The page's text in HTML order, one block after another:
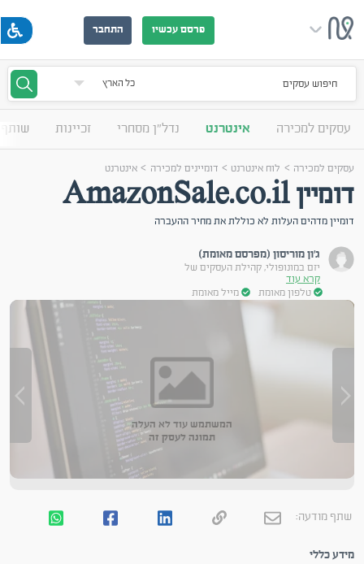
פרסם עכשיו התחבר
חיפוש עסקים
עסקים למכירה אינטרנט נדל"ן מסחרי זכיינות
עסקים למכירה > לוח אינטרנט > דומיינים למכירה >אינטרנט
דומיין AmazonSale.co.il
דומיין מדהים העלות לא כוללת את מחיר ההעברה
ג'ון מוריסון (מפרסם מאומת)
יזם במונופולי, קהילת העסקים של
קרא עוד
טלפון מאומת
מייל מאומת
המשתמש עוד לא העלה
תמונה לעסק זה
שתף מודעה:
מידע כללי